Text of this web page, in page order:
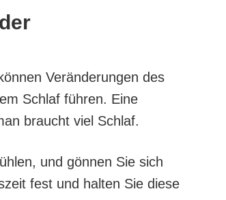
Veränderungen des
Schlaf führen. Eine
braucht viel Schlaf.
und gönnen Sie sich
fest und halten Sie diese